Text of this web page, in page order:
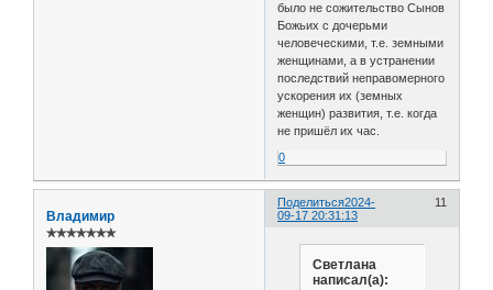
было не сожительство Сынов
Божьих с дочерьми
человеческими, т.е. земными
женщинами, а в устранении
последствий неправомерного
ускорения их (земных
женщин) развития, т.е. когда
не пришёл их час.
0
Поделиться 11
2024-
09-17 20:31:13
Владимир
✯✯✯✯✯✯✯
Светлана
написал(а):